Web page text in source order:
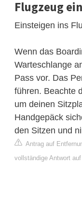
Flugzeug
Einsteigen ins
Wenn das
Warteschlange
Pass vor. Das
führen. Beachte
um deinen
Handgepäck
den Sitzen und
Antrag auf
vollständige Antwort